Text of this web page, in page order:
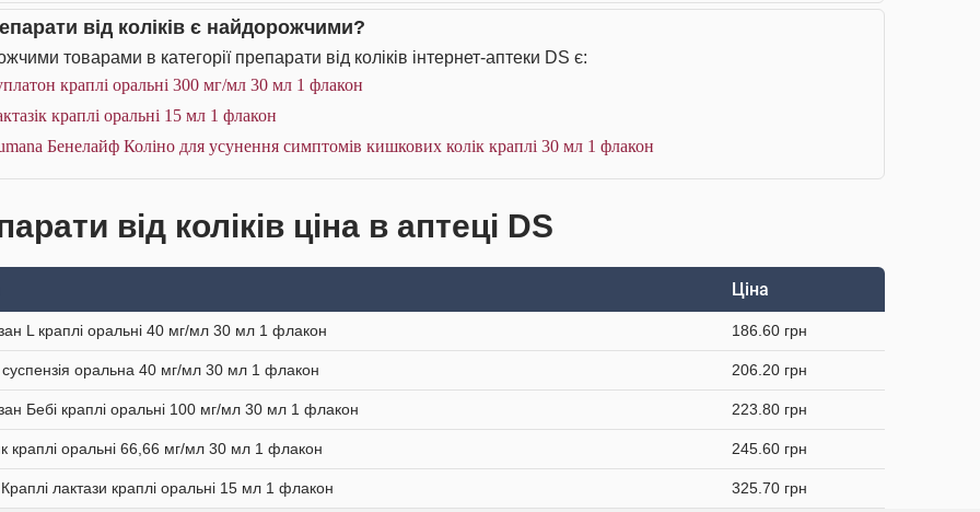
від коліків є найдорожчими?
товарами в категорії препарати від коліків інтернет-аптеки DS є:
краплі оральні 300 мг/мл 30 мл 1 флакон
краплі оральні 15 мл 1 флакон
Бенелайф Коліно для усунення симптомів кишкових колік краплі 30 мл 1 флакон
від коліків ціна в аптеці DS
Ціна
L краплі оральні 40 мг/мл 30 мл 1 флакон 186.60 грн
суспензія оральна 40 мг/мл 30 мл 1 флакон 206.20 грн
Бебі краплі оральні 100 мг/мл 30 мл 1 флакон 223.80 грн
краплі оральні 66,66 мг/мл 30 мл 1 флакон 245.60 грн
лактази краплі оральні 15 мл 1 флакон 325.70 грн